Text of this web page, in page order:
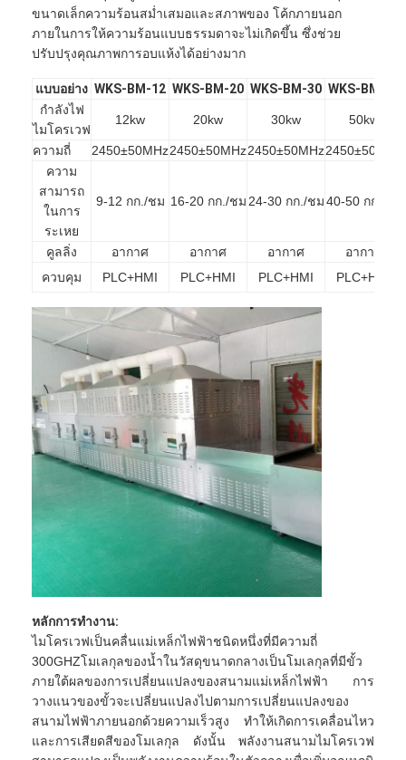
บ้าน
ผลิตภัณฑ์
เกี่ยวกับเรา
ขนาดเล็กความร้อนสม่ำเสมอและสภาพของ โค้กภายนอก
ภายในการให้ความร้อนแบบธรรมดาจะไม่เกิดขึ้น ซึ่งช่วย
ปรับปรุงคุณภาพการอบแห้งได้อย่างมาก
แบบอย่าง WKS-BM-12 WKS-BM-20 WKS-BM-30 WKS-BM-50
กำลังไฟ
ไมโครเวฟ
12kw 20kw 30kw 50kw
ความถี่ 2450±50MHz2450±50MHz2450±50MHz2450±50MHz
ความ
สามารถ
ในการ
ระเหย
9-12 กก./ชม 16-20 กก./ชม 24-30 กก./ชม40-50 กก./ชม
คูลลิ่ง อากาศ อากาศ อากาศ
อากาศ
ควบคุม
PLC+HMI PLC+HMI PLC+HMI PLC+HMI
หลักการทำงาน:
ไมโครเวฟเป็นคลื่นแม่เหล็กไฟฟ้าชนิดหนึ่งที่มีความถี่
300GHZโมเลกุลของน้ำในวัสดุขนาดกลางเป็นโมเลกุลที่มีขั้ว
ภายใต้ผลของการเปลี่ยนแปลงของสนามแม่เหล็กไฟฟ้า การ
วางแนวของขั้วจะเปลี่ยนแปลงไปตามการเปลี่ยนแปลงของ
สนามไฟฟ้าภายนอกด้วยความเร็วสูง ทำให้เกิดการเคลื่อนไหว
และการเสียดสีของโมเลกุล ดังนั้น พลังงานสนามไมโครเวฟ